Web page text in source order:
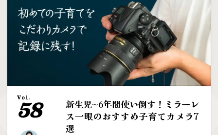
新生児〜6年間使い倒す！ミラーレ
ス一眼のおすすめ子育てカメラ7
選
Vol.
58